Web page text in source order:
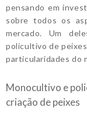
pensando em
sobre todos os
mercado. Um
policultivo de
particularidades do
Monocultivo e
criação de peixes